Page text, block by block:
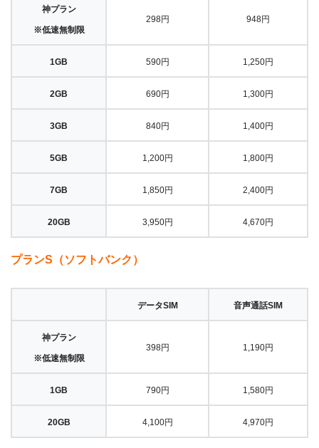
神プラン
※低速無制限
298円 948円
1GB 590円 1,250円
2GB 690円 1,300円
3GB 840円 1,400円
5GB 1,200円 1,800円
7GB 1,850円 2,400円
20GB 3,950円 4,670円
プランS（ソフトバンク）
データSIM 音声通話SIM
神プラン
※低速無制限
398円 1,190円
1GB 790円 1,580円
20GB 4,100円 4,970円